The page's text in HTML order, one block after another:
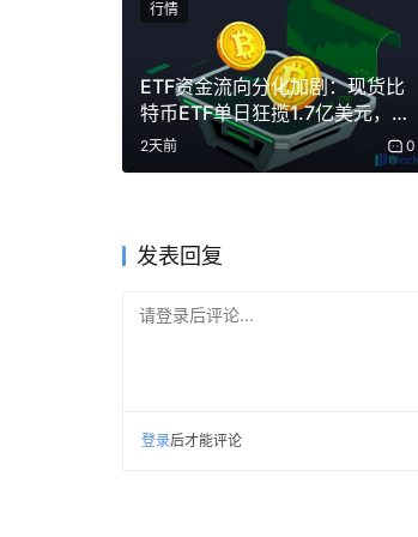
ETF资金流向分化加剧：现货比
特币ETF单日狂揽1.7亿美元，以
太坊ETF却净流出1140万
2天前 0
行情
发表回复
请登录后评论...
登录后才能评论